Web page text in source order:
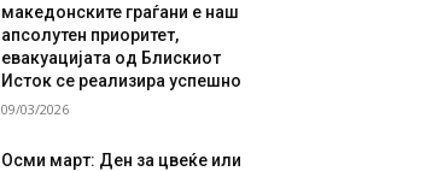
македонските граѓани е наш
апсолутен приоритет,
евакуацијата од Блискиот
Исток се реализира успешно
09/03/2026
Осми март: Ден за цвеќе или